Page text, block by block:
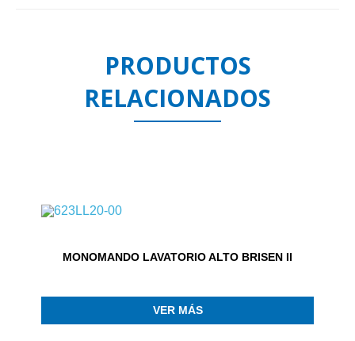
PRODUCTOS
RELACIONADOS
MONOMANDO LAVATORIO ALTO BRISEN II
VER MÁS